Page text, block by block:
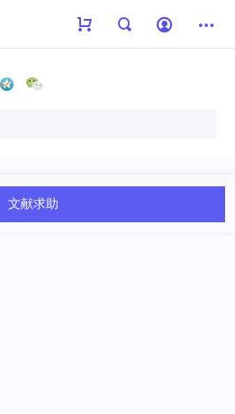
文献求助